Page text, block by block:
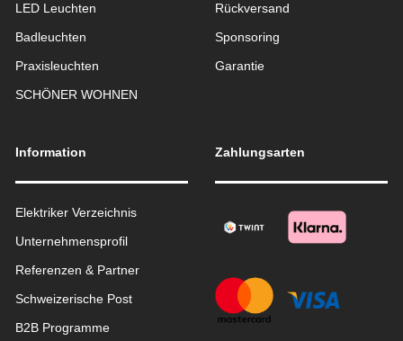
LED Leuchten
Badleuchten
Praxisleuchten
SCHÖNER WOHNEN
Rückversand
Sponsoring
Garantie
Information
Elektriker Verzeichnis
Unternehmensprofil
Referenzen & Partner
Schweizerische Post
B2B Programme
Zahlungsarten